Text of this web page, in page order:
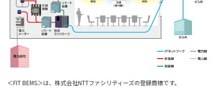
＜FIT BEMS＞は、株式会社NTTファシリティーズの登録商標です。